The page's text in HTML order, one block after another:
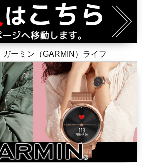
ーミン（GARMIN）ライフ